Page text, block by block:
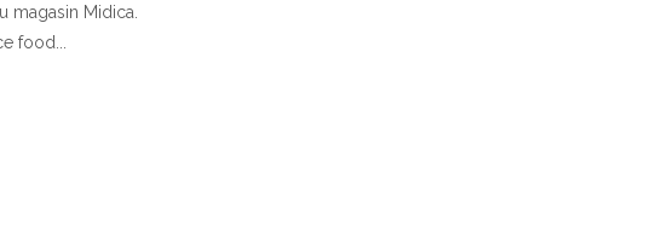
magasin Midica.
food...